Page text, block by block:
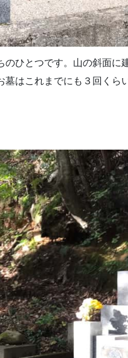
のひとつです。山の斜面
墓はこれまでにも３回くら